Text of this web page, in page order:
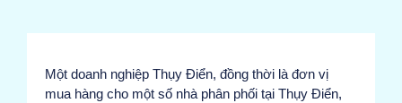
Một doanh nghiệp Thụy Điển, đồng thời là đơn vị
mua hàng cho một số nhà phân phối tại Thụy Điển,